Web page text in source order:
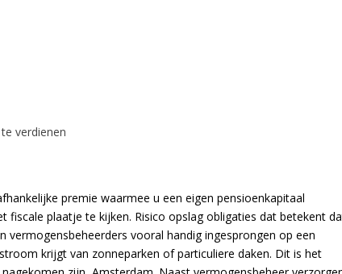
verdienen
premie waarmee u een eigen pensioenkapitaal
plaatje te kijken. Risico opslag obligaties dat betekent
vooral handig ingesprongen op een
krijgt van zonneparken of particuliere daken. Dit is het